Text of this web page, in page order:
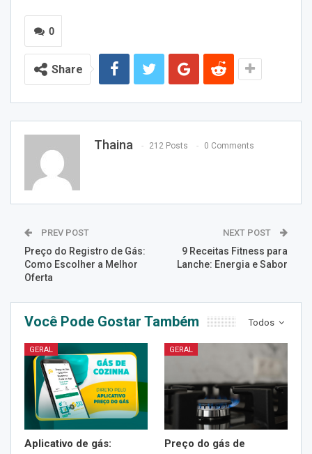
0
Share
Thaina 212 Posts 0 Comments
PREV POST
Preço do Registro de Gás:
Como Escolher a Melhor
Oferta
NEXT POST
9 Receitas Fitness para
Lanche: Energia e Sabor
Todos
Você Pode Gostar Também
GERAL
Aplicativo de gás:
GERAL
Preço do gás de